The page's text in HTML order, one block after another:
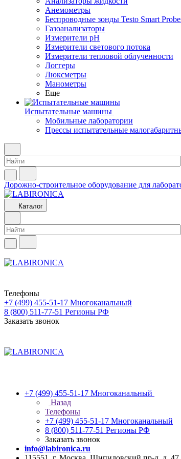
Анемометры
Беспроводные зонды Testo Smart
Газоанализаторы
Измерители pH
Измерители светового потока
Измерители тепловой облученности
Логгеры
Люксметры
Манометры
Еще
Испытательные машины
Мобильные лаборатории
Прессы испытательные
Дорожно-строительное оборудование для
Каталог
Телефоны
+7 (499) 455-51-17 Многоканальный
8 (800) 511-77-51 Регионы РФ
Заказать звонок
+7 (499) 455-51-17 Многоканальный
Назад
Телефоны
+7 (499) 455-51-17 Многоканальный
8 (800) 511-77-51 Регионы РФ
Заказать звонок
info@labironica.ru